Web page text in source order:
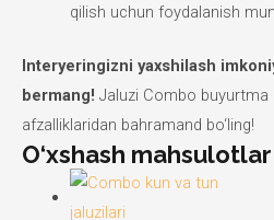
qilish uchun foydalanish
Interyeringizni yaxshilash
bermang! Jaluzi Combo buyurtma
afzalliklaridan bahramand bo‘ling!
O‘xshash mahsulotlar